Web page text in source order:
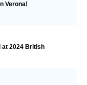
Verona!
at 2024 British